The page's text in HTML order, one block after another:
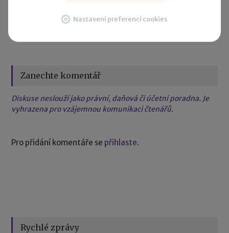
Zanechte komentář
Diskuse neslouží jako právní, daňová či účetní poradna. Je
vyhrazena pro vzájemnou komunikaci čtenářů.
Pro přidání komentáře se přihlaste.
Rychlé zprávy
Nastavení preferencí cookies